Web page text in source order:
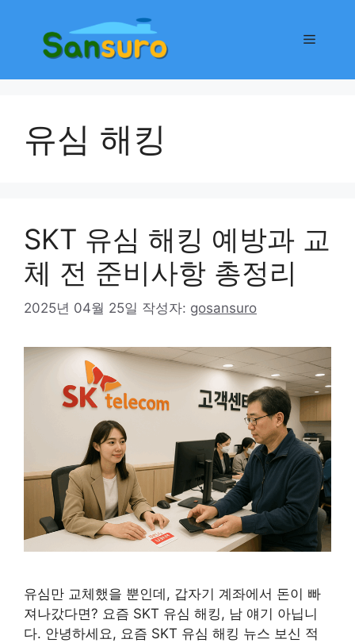
메
유심 해킹
SKT 유심 해킹 예방과 교
체 전 준비사항 총정리
2025년 04월 25일 작성자: gosansuro
유심만 교체했을 뿐인데, 갑자기 계좌에서 돈이 빠
져나갔다면? 요즘 SKT 유심 해킹, 남 얘기 아닙니
다. 안녕하세요, 요즘 SKT 유심 해킹 뉴스 보신 적